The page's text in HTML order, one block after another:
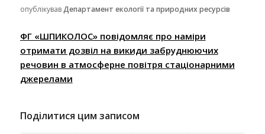
опублікувавДепартамент екології та природних ресурсів
ФГ «ШПИКОЛОС» повідомляє про наміри
отримати дозвіл на викиди забруднюючих
речовин в атмосферне повітря стаціонарними
джерелами
Поділитися цим записом